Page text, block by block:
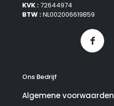
KVK :72644974
BTW :NL002006619B59
Ons Bedrijf
Algemene voorwaarden